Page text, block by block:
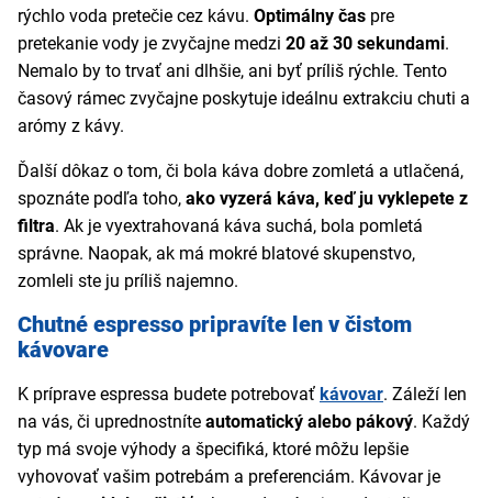
rýchlo voda pretečie cez kávu. Optimálny čas pre
pretekanie vody je zvyčajne medzi 20 až 30 sekundami.
Nemalo by to trvať ani dlhšie, ani byť príliš rýchle. Tento
časový rámec zvyčajne poskytuje ideálnu extrakciu chuti a
arómy z kávy.
Ďalší dôkaz o tom, či bola káva dobre zomletá a utlačená,
spoznáte podľa toho, ako vyzerá káva, keď ju vyklepete z
filtra. Ak je vyextrahovaná káva suchá, bola pomletá
správne. Naopak, ak má mokré blatové skupenstvo,
zomleli ste ju príliš najemno.
Chutné espresso pripravíte len v čistom
kávovare
K príprave espressa budete potrebovať kávovar. Záleží len
na vás, či uprednostníte automatický alebo pákový. Každý
typ má svoje výhody a špecifiká, ktoré môžu lepšie
vyhovovať vašim potrebám a preferenciám. Kávovar je